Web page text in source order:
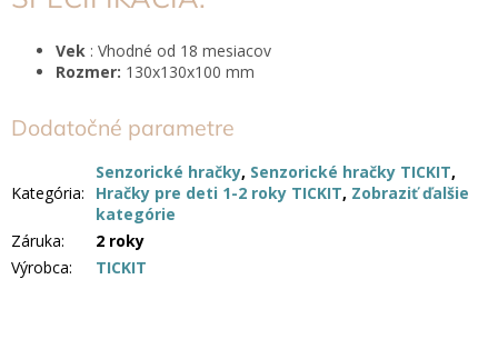
Vek : Vhodné od 18 mesiacov
Rozmer: 130x130x100 mm
Dodatočné parametre
Kategória:
Senzorické hračky, Senzorické hračky TICKIT,
Hračky pre deti 1-2 roky TICKIT, Zobraziť ďalšie
kategórie
Záruka:
2 roky
Výrobca: TICKIT